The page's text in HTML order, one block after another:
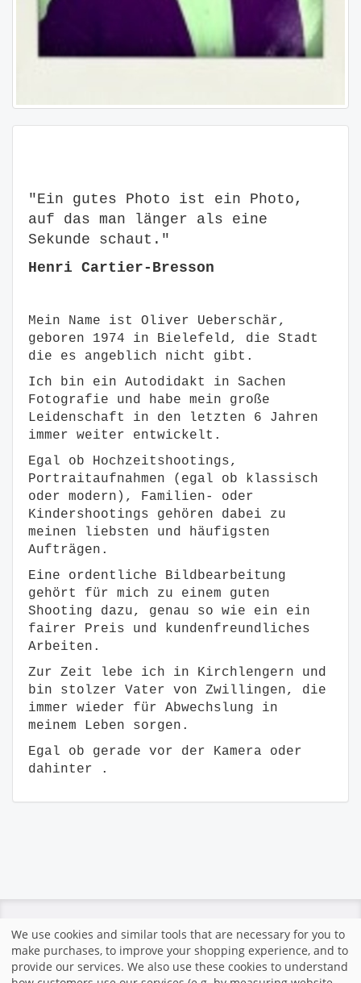
"Ein gutes Photo ist ein Photo,
auf das man länger als eine
Sekunde schaut."
Henri Cartier-Bresson
Mein Name ist Oliver Ueberschär,
geboren 1974 in Bielefeld, die Stadt
die es angeblich nicht gibt.
Ich bin ein Autodidakt in Sachen
Fotografie und habe mein große
Leidenschaft in den letzten 6 Jahren
immer weiter entwickelt.
Egal ob Hochzeitshootings,
Portraitaufnahmen (egal ob klassisch
oder modern), Familien- oder
Kindershootings gehören dabei zu
meinen liebsten und häufigsten
Aufträgen.
Eine ordentliche Bildbearbeitung
gehört für mich zu einem guten
Shooting dazu, genau so wie ein ein
fairer Preis und kundenfreundliches
Arbeiten.
Zur Zeit lebe ich in Kirchlengern und
bin stolzer Vater von Zwillingen, die
immer wieder für Abwechslung in
meinem Leben sorgen.
Egal ob gerade vor der Kamera oder
dahinter .
خانه|مهر زدن|شرایط و قوانین| وب سایت توسط fotograf.de |
We use cookies and similar tools that are necessary for you to
make purchases, to improve your shopping experience, and to
provide our services. We also use these cookies to understand